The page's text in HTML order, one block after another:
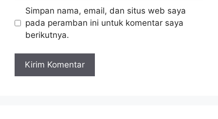
Simpan nama, email, dan situs web saya
pada peramban ini untuk komentar saya
berikutnya.